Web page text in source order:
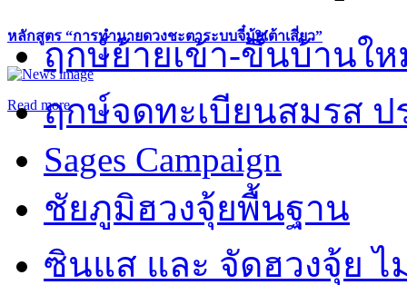
หลักสูตร “การทำนายดวงชะตาระบบจี๋มุ้ยเต้าเสี่ยว”
Read more
ฤกษ์ย้ายเข้า-ขึ้นบ้านให
ฤกษ์จดทะเบียนสมรส ป
Sages Campaign
ชัยภูมิฮวงจุ้ยพื้นฐาน
ซินแส และ จัดฮวงจุ้ย ไ